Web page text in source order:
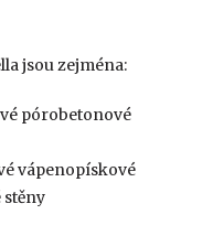
jsou zejména:
pórobetonové
vápenopískové